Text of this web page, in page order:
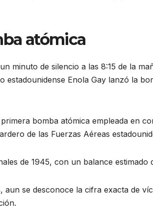
atómica
minuto de silencio a las 8:15 de la
estadounidense Enola Gay lanzó la
bomba atómica empleada en
de las Fuerzas Aéreas
de 1945, con un balance estimado
aun se desconoce la cifra exacta de